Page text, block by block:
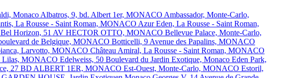
Monaco Albatros, 9, bd. Albert 1er, MONACO Ambassador, Monte-Carlo,
La Rousse - Saint Roman, MONACO Azur Eden, La Rousse - Saint Roman,
Bel Horizon, 51 AV HECTOR OTTO, MONACO Bellevue Palace, Monte-Carlo,
de Belgique, MONACO Botticelli, 9 Avenue des Papalins, MONACO
Larvotto, MONACO Château Amiral, La Rousse - Saint Roman, MONACO
Lilas, MONACO Edelweiss, 50 Boulevard du Jardin Exotique, Monaco Eden Park,
27 BD ALBERT 1ER, MONACO Est-Ouest, Monte-Carlo, MONACO Estoril,